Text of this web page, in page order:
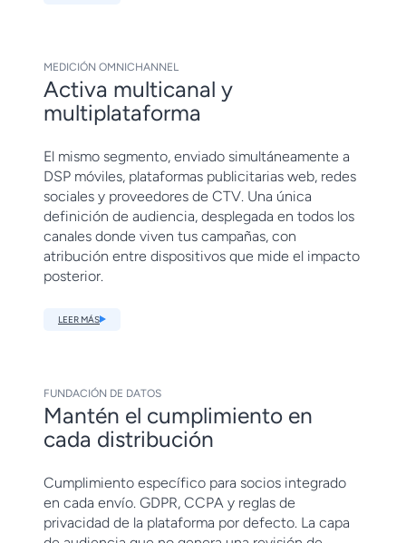
MEDICIÓN OMNICHANNEL
Activa multicanal y
multiplataforma
El mismo segmento, enviado simultáneamente a
DSP móviles, plataformas publicitarias web, redes
sociales y proveedores de CTV. Una única
definición de audiencia, desplegada en todos los
canales donde viven tus campañas, con
atribución entre dispositivos que mide el impacto
posterior.
LEER MÁS
FUNDACIÓN DE DATOS
Mantén el cumplimiento en
cada distribución
Cumplimiento específico para socios integrado
en cada envío. GDPR, CCPA y reglas de
privacidad de la plataforma por defecto. La capa